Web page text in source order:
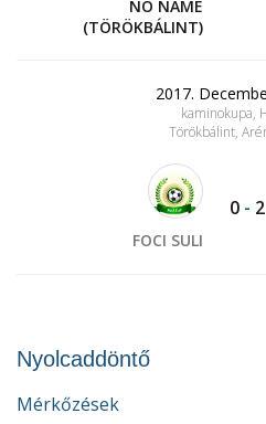
NO NAME
(TÖRÖKBÁLINT)
2017.
kaminokupa,
Törökbálint,
FOCI SULI
0 - 2
Nyolcaddöntő
Mérkőzések